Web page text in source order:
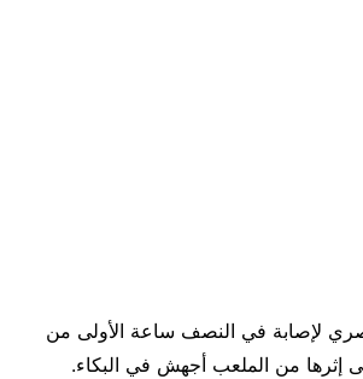
لإصابة في النصف ساعة الأولى من
إثرها من الملعب أجهش في البكاء.